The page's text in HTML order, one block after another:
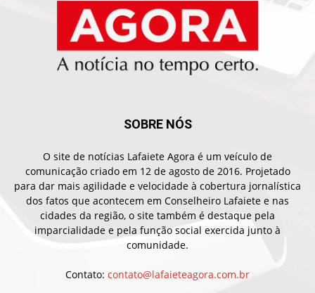
SOBRE NÓS
O site de notícias Lafaiete Agora é um veículo de
comunicação criado em 12 de agosto de 2016. Projetado
para dar mais agilidade e velocidade à cobertura jornalística
dos fatos que acontecem em Conselheiro Lafaiete e nas
cidades da região, o site também é destaque pela
imparcialidade e pela função social exercida junto à
comunidade.
Contato: contato@lafaieteagora.com.br